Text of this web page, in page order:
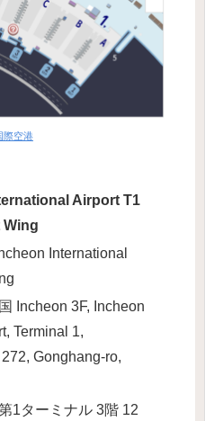
際空港
Airport T1
Wing
International
Incheon 3F, Incheon
Terminal 1,
Gonghang-ro,
1ターミナル 3階 12